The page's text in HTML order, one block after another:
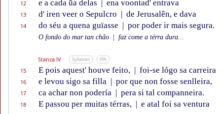
12 e a cada ũa delas | ena voontad' entrava
13 d' iren veer o Sepulcro | de Jerusalên, e dava
14 do séu a quena guïasse | por poder ir mais segura.
O fondo do mar tan chão faz come a térra dura...
Stanza IV Syllables IPA
15 E pois aquest' houve feito, | foi-se lógo sa carreira
16 e levou sigo sa filla | por que non fosse senlleira,
17 ca achar non podería | pera si tal companneira.
18 E passou per muitas térras, | e atal foi sa ventura